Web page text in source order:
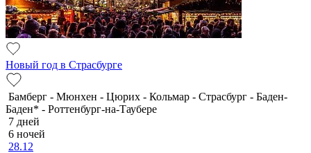
Новый год в Страсбурге
Бамберг - Мюнхен - Цюрих - Кольмар - Страсбург - Баден-
Баден* - Роттенбург-на-Таубере
7 дней
6 ночей
28.12